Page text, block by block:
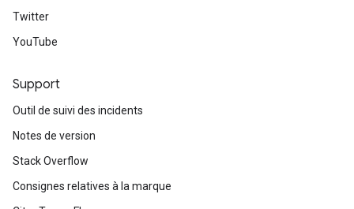
Twitter
YouTube
Support
Outil de suivi des incidents
Notes de version
Stack Overflow
Consignes relatives à la marque